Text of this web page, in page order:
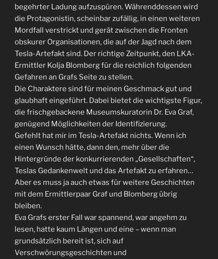
begehrter Ladung aufzuspüren. Währenddessen wird
die Protagonistin, scheinbar zufällig, in einen weiteren
Mordfall verstrickt und gerät zwischen die Fronten
obskurer Organisationen, die auf der Jagd nach dem
Tesla-Artefakt sind. Der richtige Zeitpunkt, den LKA-
Ermittler Kolja Blomberg für die reichlich folgenden
Gefahren an Grafs Seite zu stellen.
Die Charaktere sind für meinen Geschmack gut und
glaubhaft eingeführt. Dabei bietet die wichtigste Figur,
die frischgebackene Museumskuratorin Dr. Eva Graf,
genügend Möglichkeiten der Identifizierung.
Gefehlt hat mir im Tesla-Artefakt nichts. Wenn ich
einen Wunsch hätte, dann den, mehr über die
Hintergründe der konkurrierenden „Gesellschaften“,
Teslas Gedankenwelt und das Artefakt zu erfahren…
Aber es muss ja auch etwas für weitere Geschichten
mit dem Ermittlerpaar Graf und Blomberg übrig
bleiben.
Eva Grafs erster Fall war spannend, war angehm zu
lesen, hatte kaum Längen und eine – wenn man
grundsätzlich bereit ist, sich auf
Verschwörungsgeschichten und